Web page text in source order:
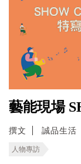
藝能現場
撰文 誠品生活
人物專訪